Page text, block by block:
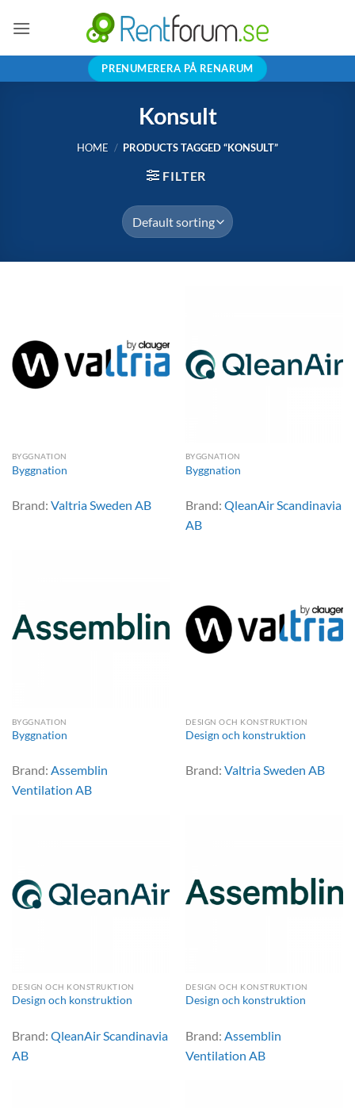
PRENUMERERA PÅ RENARUM
Konsult
HOME / PRODUCTS TAGGED “KONSULT”
FILTER
BYGGNATION
Byggnation
Brand: Valtria Sweden AB
BYGGNATION
Byggnation
Brand: QleanAir Scandinavia
AB
BYGGNATION
Byggnation
Brand: Assemblin
Ventilation AB
DESIGN OCH KONSTRUKTION
Design och konstruktion
Brand: Valtria Sweden AB
DESIGN OCH KONSTRUKTION
Design och konstruktion
Brand: QleanAir Scandinavia
AB
DESIGN OCH KONSTRUKTION
Design och konstruktion
Brand: Assemblin
Ventilation AB